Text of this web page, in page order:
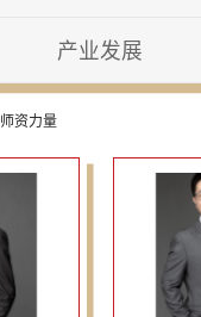
产业发展
师资力量